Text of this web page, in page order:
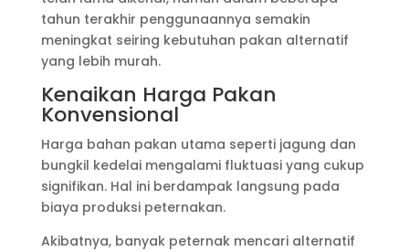
tahun terakhir penggunaannya semakin
meningkat seiring kebutuhan pakan alternatif
yang lebih murah.
Kenaikan Harga Pakan
Konvensional
Harga bahan pakan utama seperti jagung dan
bungkil kedelai mengalami fluktuasi yang cukup
signifikan. Hal ini berdampak langsung pada
biaya produksi peternakan.
Akibatnya, banyak peternak mencari alternatif